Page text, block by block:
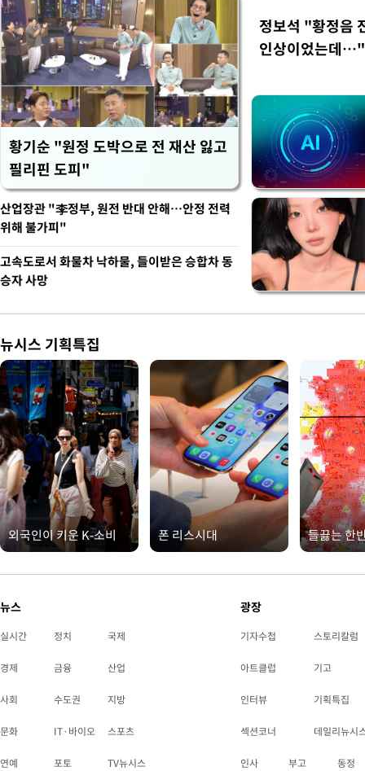
황기순 "원정 도박으로 전 재산 잃고
필리핀 도피"
정보석 "황정음
인상이었는데…"
산업장관 "李정부, 원전 반대 안해…안정 전력
위해 불가피"
고속도로서 화물차 낙하물, 들이받은 승합차 동
승자 사망
뉴시스 기획특집
외국인이 키운 K-소비 폰 리스시대 들끓는 한
뉴스
실시간 정치 국제
경제 금융 산업
사회 수도권 지방
문화 IT·바이오 스포츠
연예 포토 TV뉴시스
광장
기자수첩 스토리칼럼
아트클럽 기고
인터뷰 기획특집
섹션코너 데일리뉴시
인사 부고 동정